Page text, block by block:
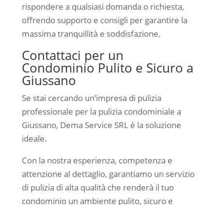
rispondere a qualsiasi domanda o richiesta,
offrendo supporto e consigli per garantire la
massima tranquillità e soddisfazione.
Contattaci per un
Condominio Pulito e Sicuro a
Giussano
Se stai cercando un’impresa di pulizia
professionale per la pulizia condominiale a
Giussano, Dema Service SRL è la soluzione
ideale.
Con la nostra esperienza, competenza e
attenzione al dettaglio, garantiamo un servizio
di pulizia di alta qualità che renderà il tuo
condominio un ambiente pulito, sicuro e